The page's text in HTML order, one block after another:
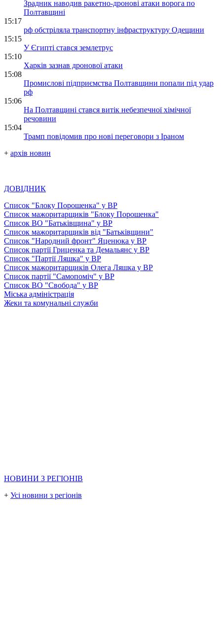
Зрадник наводив ракетно-дронові атаки ворога по
Полтавщині
15:17
рф обстріляла транспортну інфраструктуру Одещини
15:15
У Єгипті стався землетрус
15:10
Харків зазнав дронової атаки
15:08
Промислові підприємства Полтавщини попали під удар
рф
15:06
На Полтавщині стався витік небезпечної хімічної
речовини
15:04
Трамп повідомив про нові переговори з Іраном
+ архів новин
ДОВІДНИК
Список "Блоку Порошенка" у ВР
Список мажоритарщиків "Блоку Порошенка"
Список ВО "Батьківщина" у ВР
Список мажоритарщиків від "Батьківщини"
Список "Народний фронт" Яценюка у ВР
Список партії Гриценка та Демальянс у ВР
Список "Партії Ляшка" у ВР
Список мажоритарщиків Олега Ляшка у ВР
Список партії "Самопоміч" у ВР
Список ВО "Свобода" у ВР
Міська адміністрація
Жеки та комунальні служби
НОВИНИ З РЕГІОНІВ
+ Усі новини з регіонів